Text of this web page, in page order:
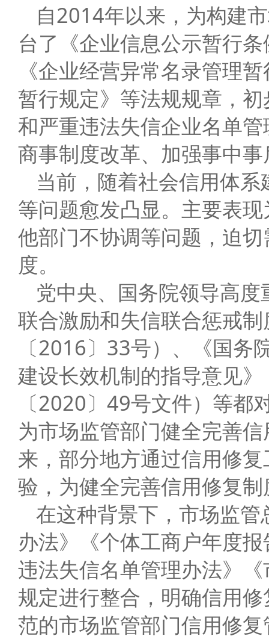
自2014年以来，为构建
台了《企业信息公示暂行
《企业经营异常名录管理
暂行规定》等法规规章，
和严重违法失信企业名单
商事制度改革、加强事中
当前，随着社会信用体
等问题愈发凸显。主要表
他部门不协调等问题，迫
度。
党中央、国务院领导高
联合激励和失信联合惩戒
〔2016〕33号）、《国
建设长效机制的指导意见
〔2020〕49号文件）等
为市场监管部门健全完善
来，部分地方通过信用修
验，为健全完善信用修复
在这种背景下，市场监
办法》《个体工商户年度
违法失信名单管理办法》
规定进行整合，明确信用
范的市场监管部门信用修